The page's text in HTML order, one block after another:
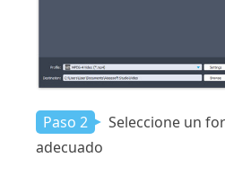
Paso 2
Seleccione un
adecuado